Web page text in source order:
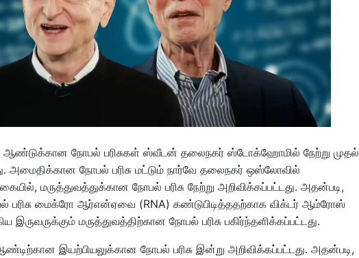
நோபல் பரிசுகள் ஸ்வீடன் தலைநகர் ஸ்டோக்ஹோமில் நேற்று முதல்
அமைதிக்கான நோபல் பரிசு மட்டும் நார்வே தலைநகர் ஒஸ்லோவில்
மருத்துவத்துக்கான நோபல் பரிசு நேற்று அறிவிக்கப்பட்டது. அதன்படி,
பரிசு மைக்ரோ ஆர்என்ஏவை (RNA) கண்டுபிடித்ததற்காக விக்டர் ஆம்ரோஸ்
இருவருக்கும் மருத்துவத்திற்கான நோபல் பரிசு பகிர்ந்தளிக்கப்பட்டது.
இயற்பியலுக்கான நோபல் பரிசு இன்று அறிவிக்கப்பட்டது. அதன்படி,